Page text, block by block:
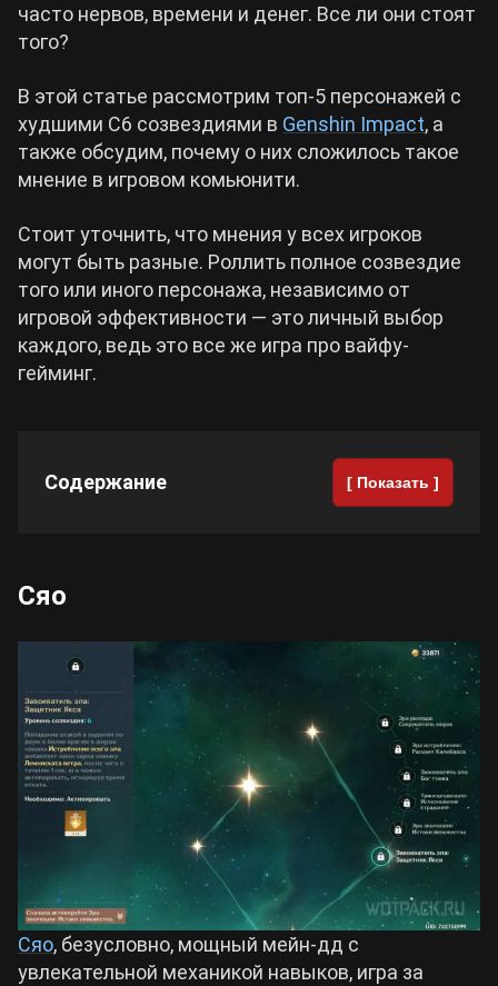
Cyberpunk 2077
Все игры
часто нервов, времени и денег. Все ли они стоят
того?
В этой статье рассмотрим топ-5 персонажей с
худшими С6 созвездиями в Genshin Impact, а
также обсудим, почему о них сложилось такое
мнение в игровом комьюнити.
Стоит уточнить, что мнения у всех игроков
могут быть разные. Роллить полное созвездие
того или иного персонажа, независимо от
игровой эффективности — это личный выбор
каждого, ведь это все же игра про вайфу-
гейминг.
Содержание [ Показать ]
Сяо
Сяо, безусловно, мощный мейн-дд с
увлекательной механикой навыков, игра за